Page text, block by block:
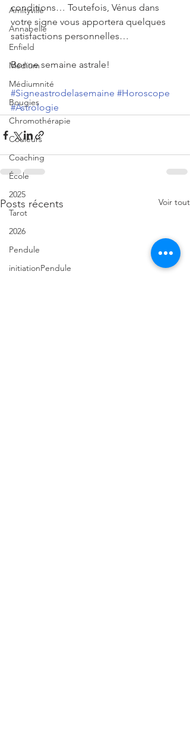
Amityville
Annabelle
Enfield
Médium
Médiumnité
Bougies
Chromothérapie
Couleurs
Coaching
École
2025
Tarot
2026
Pendule
initiationPendule
conditions… Toutefois, Vénus dans
votre signe vous apportera quelques
satisfactions personnelles…
Bonne semaine astrale!
#Signeastrodelasemaine #Horoscope
#Astrologie
Posts récents Voir tout